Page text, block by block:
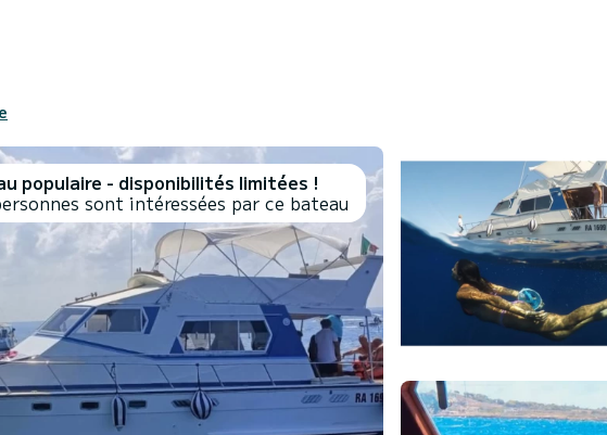
populaire - disponibilités limitées !
sont intéressées par ce bateau